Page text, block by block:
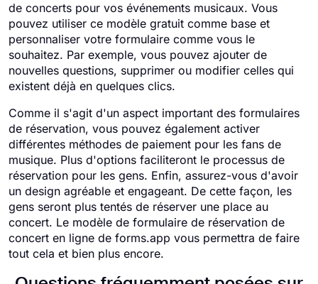
de concerts pour vos événements musicaux. Vous
pouvez utiliser ce modèle gratuit comme base et
personnaliser votre formulaire comme vous le
souhaitez. Par exemple, vous pouvez ajouter de
nouvelles questions, supprimer ou modifier celles qui
existent déjà en quelques clics.
Comme il s'agit d'un aspect important des formulaires
de réservation, vous pouvez également activer
différentes méthodes de paiement pour les fans de
musique. Plus d'options faciliteront le processus de
réservation pour les gens. Enfin, assurez-vous d'avoir
un design agréable et engageant. De cette façon, les
gens seront plus tentés de réserver une place au
concert. Le modèle de formulaire de réservation de
concert en ligne de forms.app vous permettra de faire
tout cela et bien plus encore.